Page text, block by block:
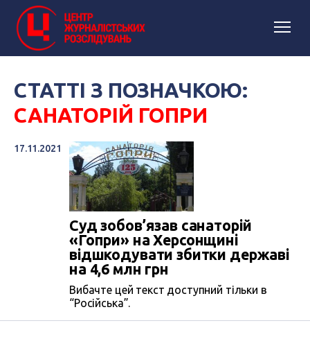
СТАТТІ З ПОЗНАЧКОЮ:
САНАТОРІЙ ГОПРИ
17.11.2021
Суд зобов’язав санаторій
«Гопри» на Херсонщині
відшкодувати збитки державі
на 4,6 млн грн
Вибачте цей текст доступний тільки в
“Російська”.